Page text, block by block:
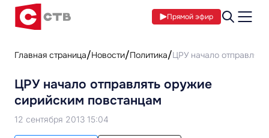
Прямой эфир
Главная страница Новости Политика ЦРУ начало
ЦРУ начало отправлять оружие
сирийским повстанцам
12 сентября 2013 15:04